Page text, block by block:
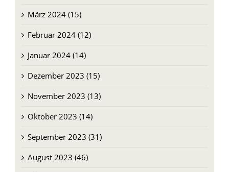
März 2024 (15)
Februar 2024 (12)
Januar 2024 (14)
Dezember 2023 (15)
November 2023 (13)
Oktober 2023 (14)
September 2023 (31)
August 2023 (46)